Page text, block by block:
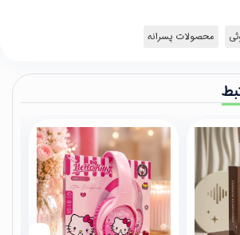
محصولات پسرانه